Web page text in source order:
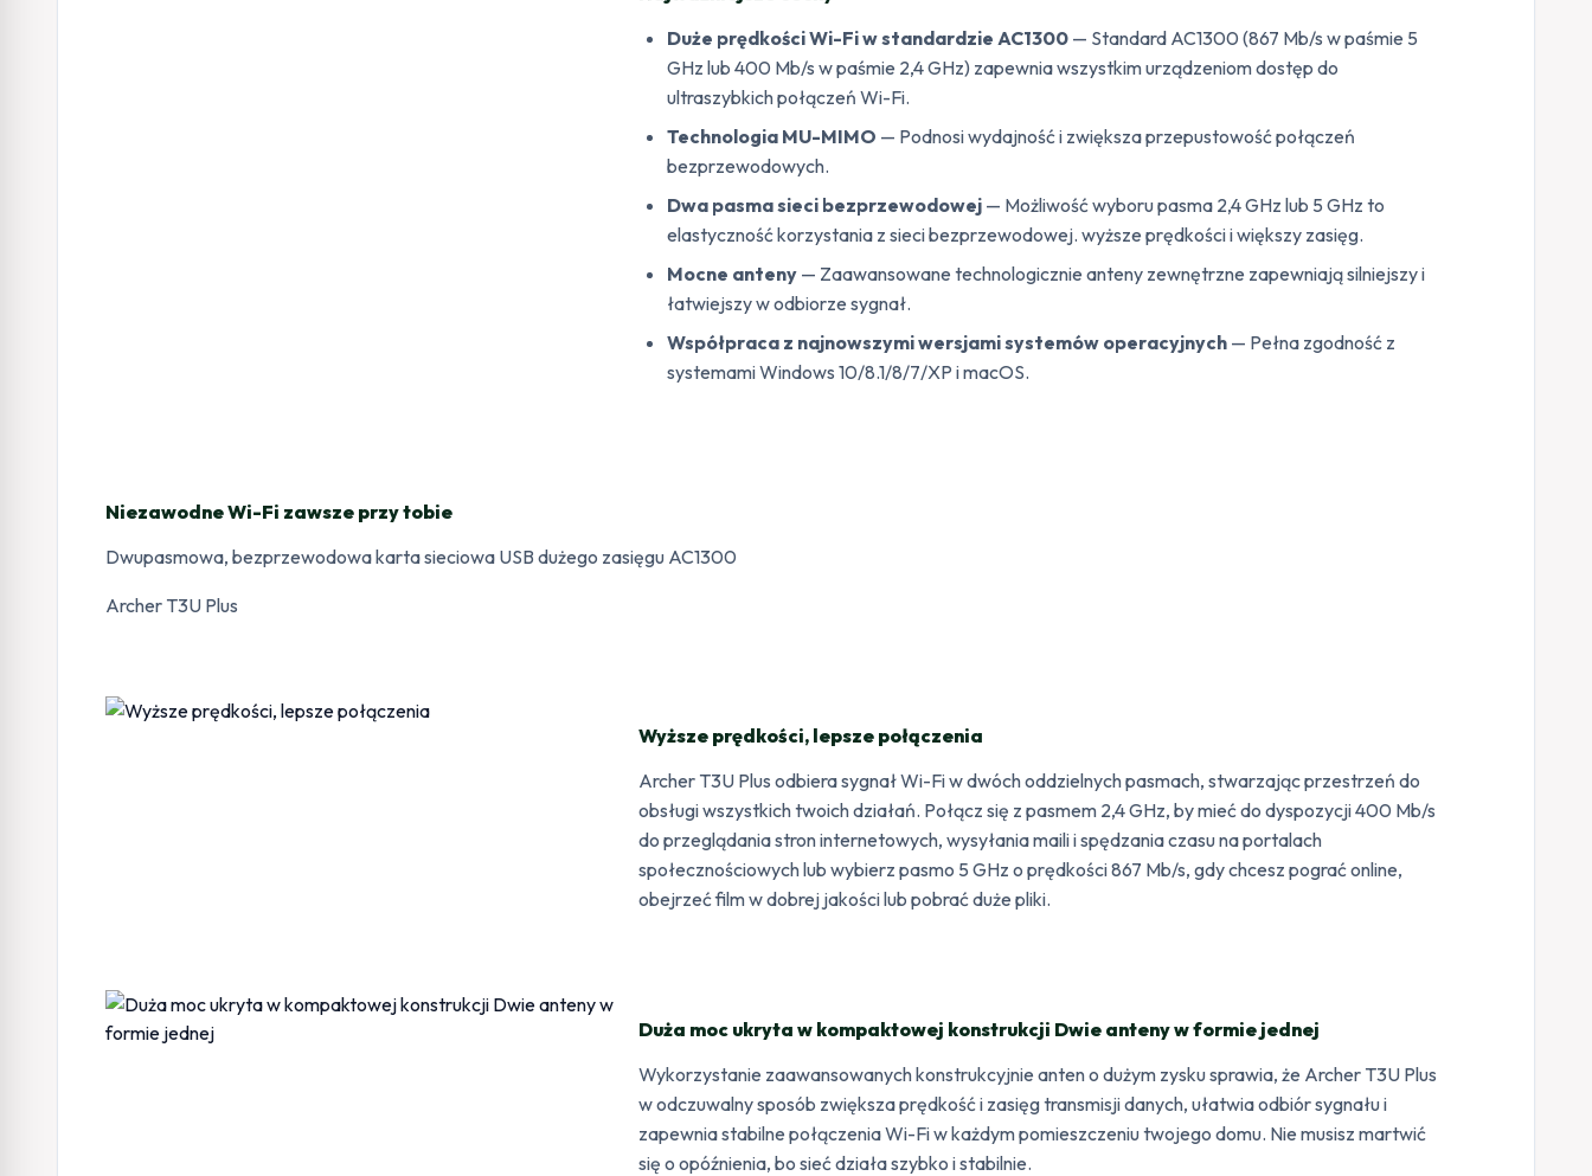
Duże prędkości Wi-Fi w standardzie AC1300 — Standard AC1300 (867 Mb/s w paśmie 5
GHz lub 400 Mb/s w paśmie 2,4 GHz) zapewnia wszystkim urządzeniom dostęp do
ultraszybkich połączeń Wi-Fi.
Technologia MU-MIMO — Podnosi wydajność i zwiększa przepustowość połączeń
bezprzewodowych.
Dwa pasma sieci bezprzewodowej — Możliwość wyboru pasma 2,4 GHz lub 5 GHz to
elastyczność korzystania z sieci bezprzewodowej. wyższe prędkości i większy zasięg.
Mocne anteny — Zaawansowane technologicznie anteny zewnętrzne zapewniają silniejszy i
łatwiejszy w odbiorze sygnał.
Współpraca z najnowszymi wersjami systemów operacyjnych — Pełna zgodność z
systemami Windows 10/8.1/8/7/XP i macOS.
Niezawodne Wi-Fi zawsze przy tobie
Dwupasmowa, bezprzewodowa karta sieciowa USB dużego zasięgu AC1300
Archer T3U Plus
Wyższe prędkości, lepsze połączenia
Archer T3U Plus odbiera sygnał Wi-Fi w dwóch oddzielnych pasmach, stwarzając przestrzeń do
obsługi wszystkich twoich działań. Połącz się z pasmem 2,4 GHz, by mieć do dyspozycji 400 Mb/s
do przeglądania stron internetowych, wysyłania maili i spędzania czasu na portalach
społecznościowych lub wybierz pasmo 5 GHz o prędkości 867 Mb/s, gdy chcesz pograć online,
obejrzeć film w dobrej jakości lub pobrać duże pliki.
Duża moc ukryta w kompaktowej konstrukcji Dwie anteny w formie jednej
Wykorzystanie zaawansowanych konstrukcyjnie anten o dużym zysku sprawia, że Archer T3U Plus
w odczuwalny sposób zwiększa prędkość i zasięg transmisji danych, ułatwia odbiór sygnału i
zapewnia stabilne połączenia Wi-Fi w każdym pomieszczeniu twojego domu. Nie musisz martwić
się o opóźnienia, bo sieć działa szybko i stabilnie.